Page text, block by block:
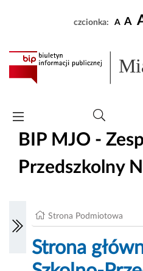
czcionka: A A
BIP MJO -
Przedszkolny
Strona Podmiotowa
Strona